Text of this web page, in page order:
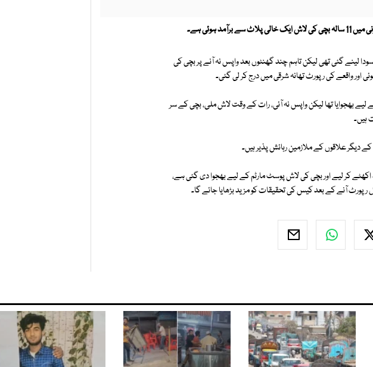
ہوئی ہے۔
لینے گئی تھی لیکن تاہم چند گھنٹوں بعد واپس نہ آنے پر بچی کی
واقعے کی رپورٹ تھانہ شرقی میں درج کر لی گئی۔
بھجوایا تھا لیکن واپس نہ آئی، رات کے وقت لاش ملی، بچی کے سر
ہیں۔
کر لیے اور بچی کی لاش پوسٹ مارٹم کے لیے بھجوا دی گئی ہے،
آنے کے بعد کیس کی تحقیقات کو مزید بڑھایا جائے گا۔